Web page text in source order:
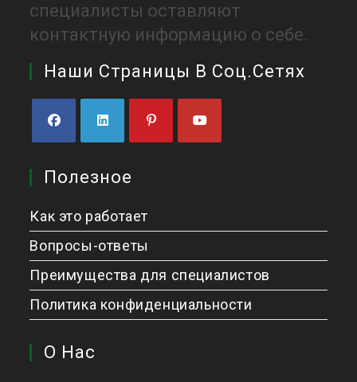
специалисты оставляют
контактную информацию о себе.
Наши Страницы В Соц.сетях
Полезное
Как это работает
Вопросы-ответы
Преимущества для специалистов
Политика конфиденциальности
О Нас